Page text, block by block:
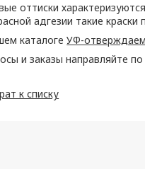
оттиски
адгезии такие
каталогеУФ-
и заказы направляйте
к списку